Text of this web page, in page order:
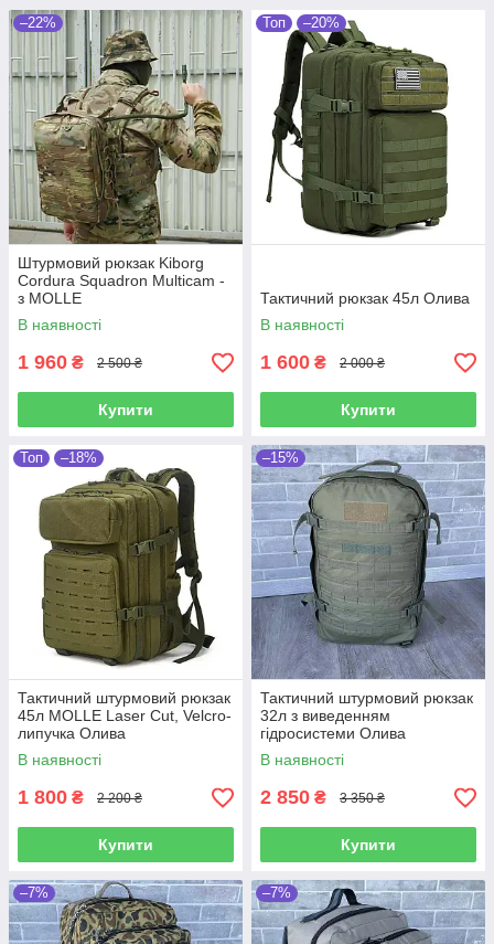
–22%
Штурмовий рюкзак Kiborg
Cordura Squadron Multicam -
з MOLLE
В наявності
1 960 ₴ 2 500 ₴
Купити
Топ –20%
Тактичний рюкзак 45л Олива
В наявності
1 600 ₴ 2 000 ₴
Купити
Топ –18%
Тактичний штурмовий рюкзак
45л MOLLE Laser Cut, Velcro-
липучка Олива
В наявності
1 800 ₴ 2 200 ₴
Купити
–15%
Тактичний штурмовий рюкзак
32л з виведенням
гідросистеми Олива
В наявності
2 850 ₴ 3 350 ₴
Купити
–7% –7%